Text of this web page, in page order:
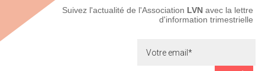
Newsletter Suivez l'actualité de l'Association LVN avec la lettre
d'information trimestrielle